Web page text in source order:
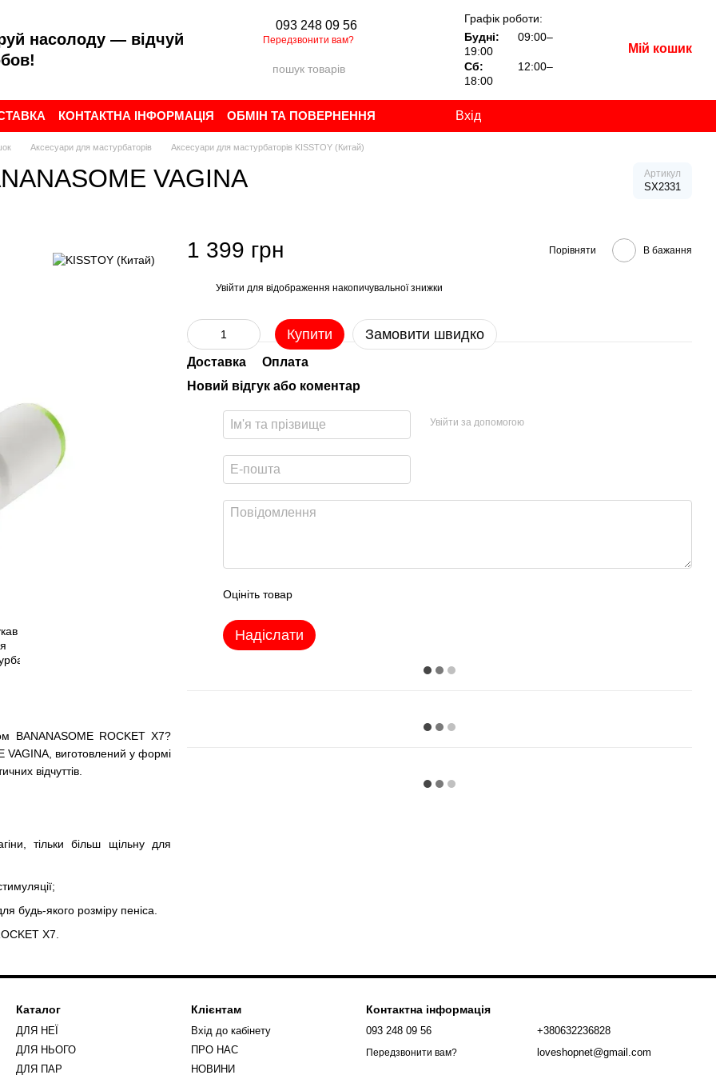
насолоду — відчуй
093 248 09 56
Передзвонити вам?
Графік роботи:
Будні:
09:00–
19:00
Сб:
12:00–
18:00
Мій кошик
КОНТАКТНА ІНФОРМАЦІЯ
ОБМІН ТА ПОВЕРНЕННЯ
БРЕНДИ ВІДГУКИ ПРО МАГАЗИН
Вхід
Аксесуари для мастурбаторів Аксесуари для мастурбаторів KISSTOY (Китай)
VAGINA Артикул
SX2331
BANANASOME ROCKET X7?
VAGINA, виготовлений у формі
відчуттів.
тільки більш щільну для
будь-якого розміру пеніса.
X7.
1 399 грн Порівняти В бажання
Увійти для відображення накопичувальної знижки
Купити Замовити швидко
Доставка
Оплата
Новий відгук або коментар
Увійти за допомогою
Оцініть товар
Надіслати
Каталог
ДЛЯ НЕЇ
ДЛЯ НЬОГО
ДЛЯ ПАР
Клієнтам
Вхід до кабінету
ПРО НАС
НОВИНИ
Контактна інформація
093 248 09 56
Передзвонити вам?
+380632236828
loveshopnet@gmail.com